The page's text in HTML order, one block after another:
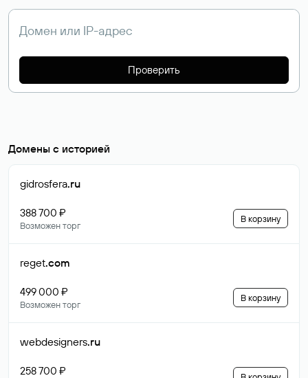
Проверить
Домены с историей
gidrosfera.ru
388 700 ₽
Возможен торг
В корзину
reget.com
499 000 ₽
Возможен торг
В корзину
webdesigners.ru
258 700 ₽